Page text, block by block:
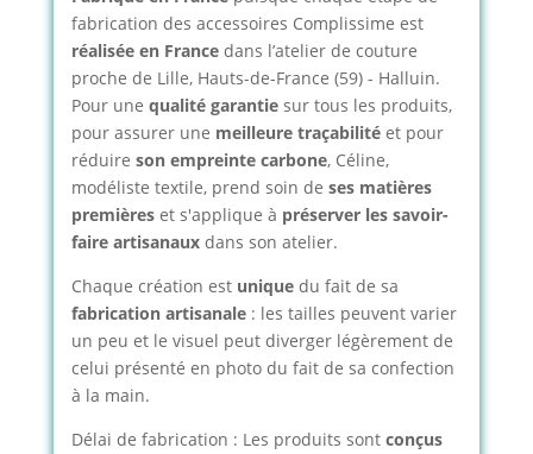
fabrication des accessoires Complissime est
réalisée en France dans l’atelier de couture
proche de Lille, Hauts-de-France (59) - Halluin.
Pour une qualité garantiesur tous les produits,
pour assurer une meilleure traçabilitéet pour
réduire son empreinte carbone, Céline,
modéliste textile, prend soin de ses matières
premières et s'applique à préserver les savoir-
faire artisanauxdans son atelier.
Chaque création est uniquedu fait de sa
fabrication artisanale: les tailles peuvent varier
un peu et le visuel peut diverger légèrement de
celui présenté en photo du fait de sa confection
à la main.
Délai de fabrication : Les produits sont conçus